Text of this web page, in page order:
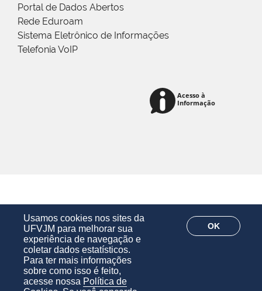
Usamos cookies nos sites da
UFVJM para melhorar sua
experiência de navegação e
coletar dados estatísticos.
Para ter mais informações
sobre como isso é feito,
acesse nossa Política de
OK
Portal de Dados Abertos
Rede Eduroam
Sistema Eletrônico de Informações
Telefonia VoIP